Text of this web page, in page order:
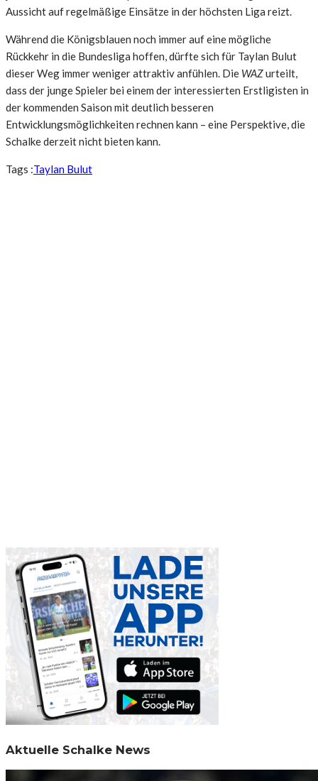
Aussicht auf regelmäßige Einsätze in der höchsten Liga reizt.
Während die Königsblauen noch immer auf eine mögliche
Rückkehr in die Bundesliga hoffen, dürfte sich für Taylan Bulut
dieser Weg immer weniger attraktiv anfühlen. Die WAZurteilt,
dass der junge Spieler bei einem der interessierten Erstligisten in
der kommenden Saison mit deutlich besseren
Entwicklungsmöglichkeiten rechnen kann – eine Perspektive, die
Schalke derzeit nicht bieten kann.
Tags :Taylan Bulut
Aktuelle Schalke News